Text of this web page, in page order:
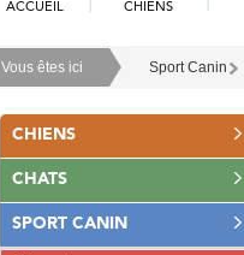
ACCUEIL CHIENS
Vous êtes ici Sport Canin
CHIENS
CHATS
SPORT CANIN